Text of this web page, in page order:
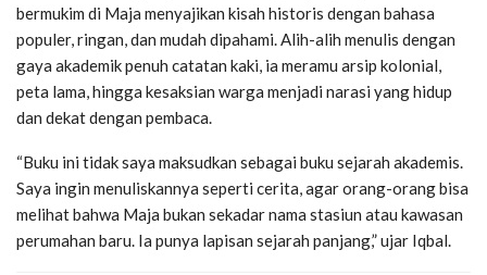
bermukim di Maja menyajikan kisah historis dengan bahasa
populer, ringan, dan mudah dipahami. Alih-alih menulis dengan
gaya akademik penuh catatan kaki, ia meramu arsip kolonial,
peta lama, hingga kesaksian warga menjadi narasi yang hidup
dan dekat dengan pembaca.
“Buku ini tidak saya maksudkan sebagai buku sejarah akademis.
Saya ingin menuliskannya seperti cerita, agar orang-orang bisa
melihat bahwa Maja bukan sekadar nama stasiun atau kawasan
perumahan baru. Ia punya lapisan sejarah panjang,” ujar Iqbal.